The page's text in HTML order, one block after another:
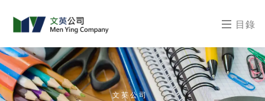
目錄
文英公司